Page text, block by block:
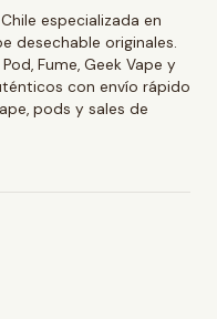
especializada en
desechable originales.
Fume, Geek Vape y
con envío rápido
pods y sales de